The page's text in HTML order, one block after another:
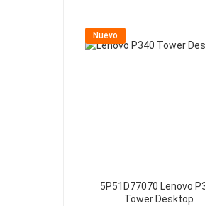
Nuevo
5P51D77070 Lenovo
Tower Desktop